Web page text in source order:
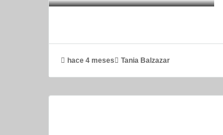
hace 4 meses Tania Balzazar